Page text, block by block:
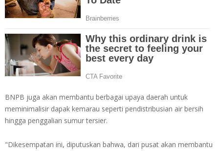
BNPB juga akan membantu berbagai upaya daerah untuk
meminimalisir dapak kemarau seperti pendistribusian air bersih
hingga penggalian sumur tersier.
"Dikesempatan ini, diputuskan bahwa, dari pusat akan membantu